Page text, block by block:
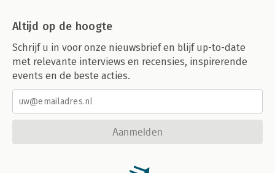
Altijd op de hoogte
Schrijf u in voor onze nieuwsbrief en blijf up-to-date
met relevante interviews en recensies, inspirerende
events en de beste acties.
Aanmelden